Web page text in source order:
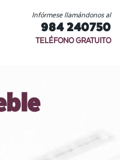
Infórmese llamándonos al
984 240750
TELÉFONO GRATUITO